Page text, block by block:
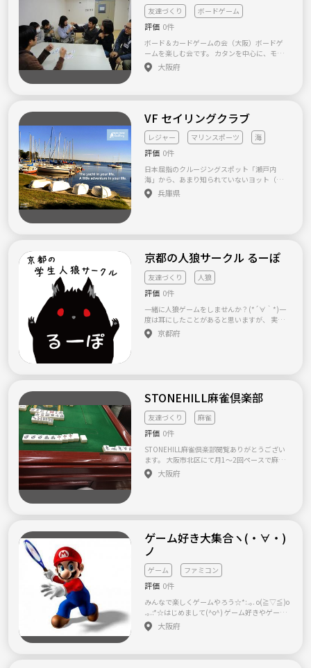
集自体は常に行っておりますので、多くのご
連絡お待ちしてます^^
友達づくり ボードゲーム
評価 0件
ボード＆カードゲームの会（大阪）ボードゲ
ームを楽しむ会です。 カタンを中心に、モノ
ポリーや大富豪などのトランプゲームをしま
す。 ボードゲームの種類をしぼり、できるだ
に参加できる会です。 2018年10月から月１回
ペースで会を開く予定です。 純粋にボードゲ
ームを楽しみたい方、ぜひ、ご参加くださ
い。 ※ナンパ、勧誘等を目的とした方のご参
加はお断りしています。 ※大人の居場所を作
ることを目的に活動しているアットホームの
活動の一つです。 【サークル設立の想い】 ボ
ードゲームが好きな人が集まり、 純粋にボー
ドゲームを楽しむ会を作ることが目的です。
大阪府
VF セイリングクラブ
レジャー マリンスポーツ 海
評価 0件
日本屈指のクルージングスポット「瀬戸内
海」から、あまり知られていないヨット（ク
ルーザー）の魅力と楽しみ方を広めるため
に、ヨットクラブを作り活動しています。 ヨ
実。 のんびりとキャビンで寛ぐのが好きな人
もいる。 小さなヨットを持ち、コツコツとレ
ストアを楽しんでいる人だっている。 そんな
ヨットの楽しさを、もっとたくさんの人に知
っていただきたい。 だから、気軽にヨットを
楽しむことができる、若者向けのクラブを立
ち上げました。 仕事の疲れを癒す場所とし
て、また、未知への素晴らしい世界の入り口
に。 海とヨットをあなたの暮らしに、ちょっ
ルメクルージング、また数日かけてのロングク
ルージングなどを実施していきます。 クラブ
ハウスでの親睦会や、クラブ運営の企画や管
理などを通じて、よりヨットの魅力を様々な
世代の方に広めて頂こうと考えています。 セ
イリングの技術や知識を覚えながら、海を自
由自在に楽しみませんか？ メンバー様の会費
は30代の方まで月々1,000円（年間12,000
円）、40代以上の方は月々2000円（年間240
兵庫県
京都の人狼サークル るーぽ
友達づくり 人狼
評価 0件
一緒に人狼ゲームをしませんか？(*´∀｀*)一
度は耳にしたことがあると思いますが、 実際
にやったことはありますか？ ある村にひそむ
人に化けた狼を、 トークにより見つけ出すゲ
ろには、あら不思議！ きっとみんなと仲良く
なってますよ＾＾ ●開催場所 主に京都市周辺
（出町柳近くの公民館、飲食店etc） ●活動内
容 みんなでわいわいゆったりと人狼をしまし
ょう！ 本格的な人狼というより、みんなでの
んびり楽しみたいです。 ●メンバー構成 20代
中心で活動しています。 有名な大学の学生が
集まってきてます！ 社会人も少数ですが参加
してくれています。 自分語りばっかりして周
いヽ( ・∀・)ﾉ
京都府
STONEHILL麻雀倶楽部
友達づくり 麻雀
評価 0件
STONEHILL麻雀倶楽部閲覧ありがとうござい
ます。 大阪市北区にて月1〜2回ペースで麻雀
会を開催しております。 （開催リクエストも
受け付けております。） 20〜30代が中心です
嬉しく思います。 宜しくお願い致します。
大阪府
ゲーム好き大集合ヽ(・∀・)
ノ
ゲーム ファミコン
評価 0件
みんなで楽しくゲームやろう☆*:.｡. o(≧▽≦)o
.｡.:*☆はじめまして(^o^) ゲーム好きやゲーム
で遊べる友達欲しい方あつまれ〜(๑˃̵ᴗ˂̵) 男女
関係なくワイワイ楽しくお菓子やお酒などを
大阪府